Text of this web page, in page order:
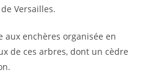
Versailles.
aux enchères organisée en
de ces arbres, dont un cèdre